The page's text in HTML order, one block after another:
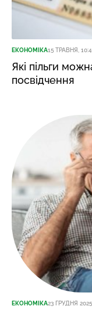
ЕКОНОМІКА15 ТРАВНЯ,
Які пільги
посвідчення
ЕКОНОМІКА23 ГРУДНЯ